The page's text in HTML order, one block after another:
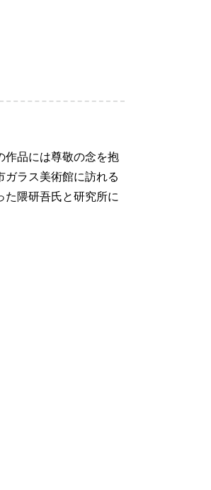
品には尊敬の念を抱
ガラス美術館に訪れる
た隈研吾氏と研究所に